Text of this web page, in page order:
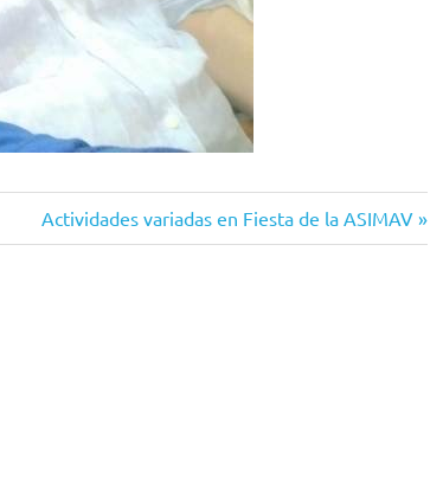
Siguiente
entrada:
Actividades variadas en Fiesta de la ASIMAV